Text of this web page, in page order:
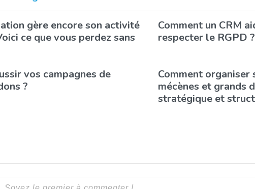
gère encore son activité
ce que vous perdez sans
Comment un CRM
respecter le RGPD ?
vos campagnes de
?
Comment organiser
mécènes et grands
stratégique et